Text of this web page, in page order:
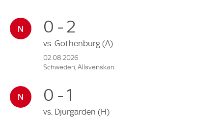
0 - 2
vs. Gothenburg (A)
02.08.2026
Schweden, Allsvenskan
0 - 1
vs. Djurgarden (H)